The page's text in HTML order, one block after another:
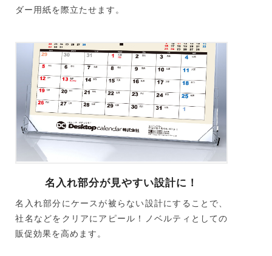
ダー用紙を際立たせます。
名入れ部分が見やすい設計に！
名入れ部分にケースが被らない設計にすることで、
社名などをクリアにアピール！ノベルティとしての
販促効果を高めます。